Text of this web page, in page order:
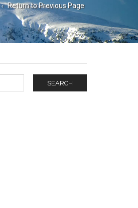
Return to Previous Page
SEARCH